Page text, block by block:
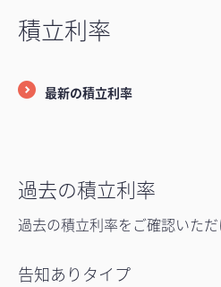
積立利率
最新の積立利率
過去の積立利率
過去の積立利率をご確認いただ
告知ありタイプ